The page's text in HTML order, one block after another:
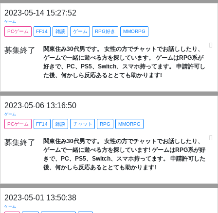
2023-05-14 15:27:52
ゲーム
PCゲーム FF14 雑談 ゲーム RPG好き MMORPG
募集終了
関東住み30代男です。 女性の方でチャットでお話ししたり、
ゲームで一緒に遊べる方を探しています。 ゲームはRPG系が
好きで、PC、PS5、Switch、スマホ持ってます。 申請許可し
た後、何かしら反応あるととても助かります!
2023-05-06 13:16:50
ゲーム
PCゲーム FF14 雑談 チャット RPG MMORPG
募集終了
関東住み30代男です。 女性の方でチャットでお話ししたり、
ゲームで一緒に遊べる方を探しています! ゲームはRPG系が好
きで、PC、PS5、Switch、スマホ持ってます。 申請許可した
後、何かしら反応あるととても助かります!
2023-05-01 13:50:38
ゲーム